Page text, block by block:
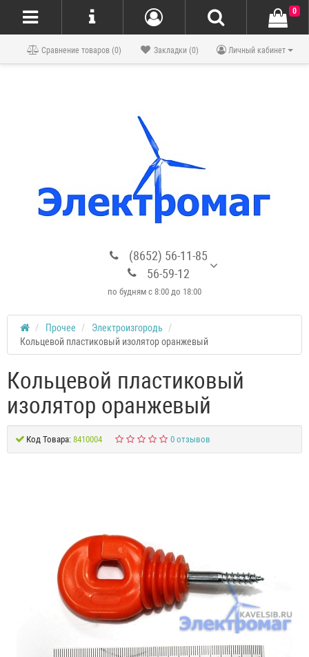
Блог
Личный кабинет
Закладки (0)
Сравнение товаров (0)
(8652) 56-11-85
56-59-12
по будням с 8:00 до 18:00
0
Прочее
Электроизгородь
Кольцевой пластиковый изолятор оранжевый
Кольцевой пластиковый
изолятор оранжевый
Код Товара: 8410004 0 отзывов